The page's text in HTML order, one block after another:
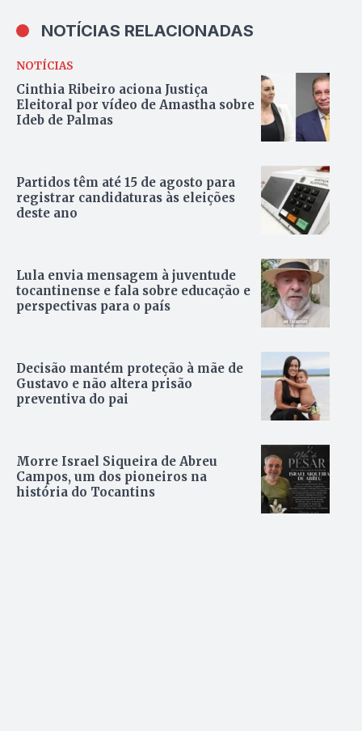
NOTÍCIAS RELACIONADAS
NOTÍCIAS
Cinthia Ribeiro aciona Justiça
Eleitoral por vídeo de Amastha sobre
Ideb de Palmas
Partidos têm até 15 de agosto para
registrar candidaturas às eleições
deste ano
Lula envia mensagem à juventude
tocantinense e fala sobre educação e
perspectivas para o país
Decisão mantém proteção à mãe de
Gustavo e não altera prisão
preventiva do pai
Morre Israel Siqueira de Abreu
Campos, um dos pioneiros na
história do Tocantins